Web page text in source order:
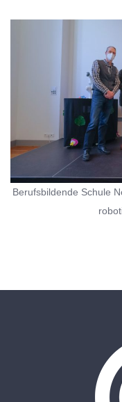
Berufsbildende Schule